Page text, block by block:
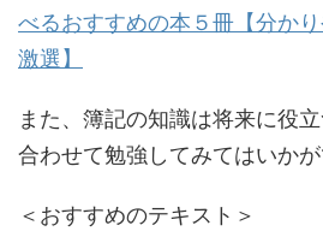
べるおすすめの本５冊【分か
激選】
また、簿記の知識は将来に役
合わせて勉強してみてはいかが
＜おすすめのテキスト＞